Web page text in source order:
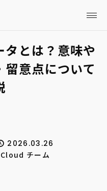
タとは？意味や
意点について
2026.03.26
チーム